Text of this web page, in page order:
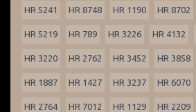
HR 5241 HR 8748 HR 1190 HR 8702
HR 5219 HR 789 HR 3226 HR 4132
HR 3220 HR 2762 HR 3452 HR 3858
HR 1887 HR 1427 HR 3237 HR 6070
HR 2764 HR 7012 HR 1129 HR 2209